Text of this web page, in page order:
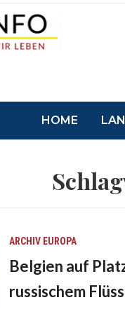
HOME
ARCHIV EUROPA
Belgien auf
russischem